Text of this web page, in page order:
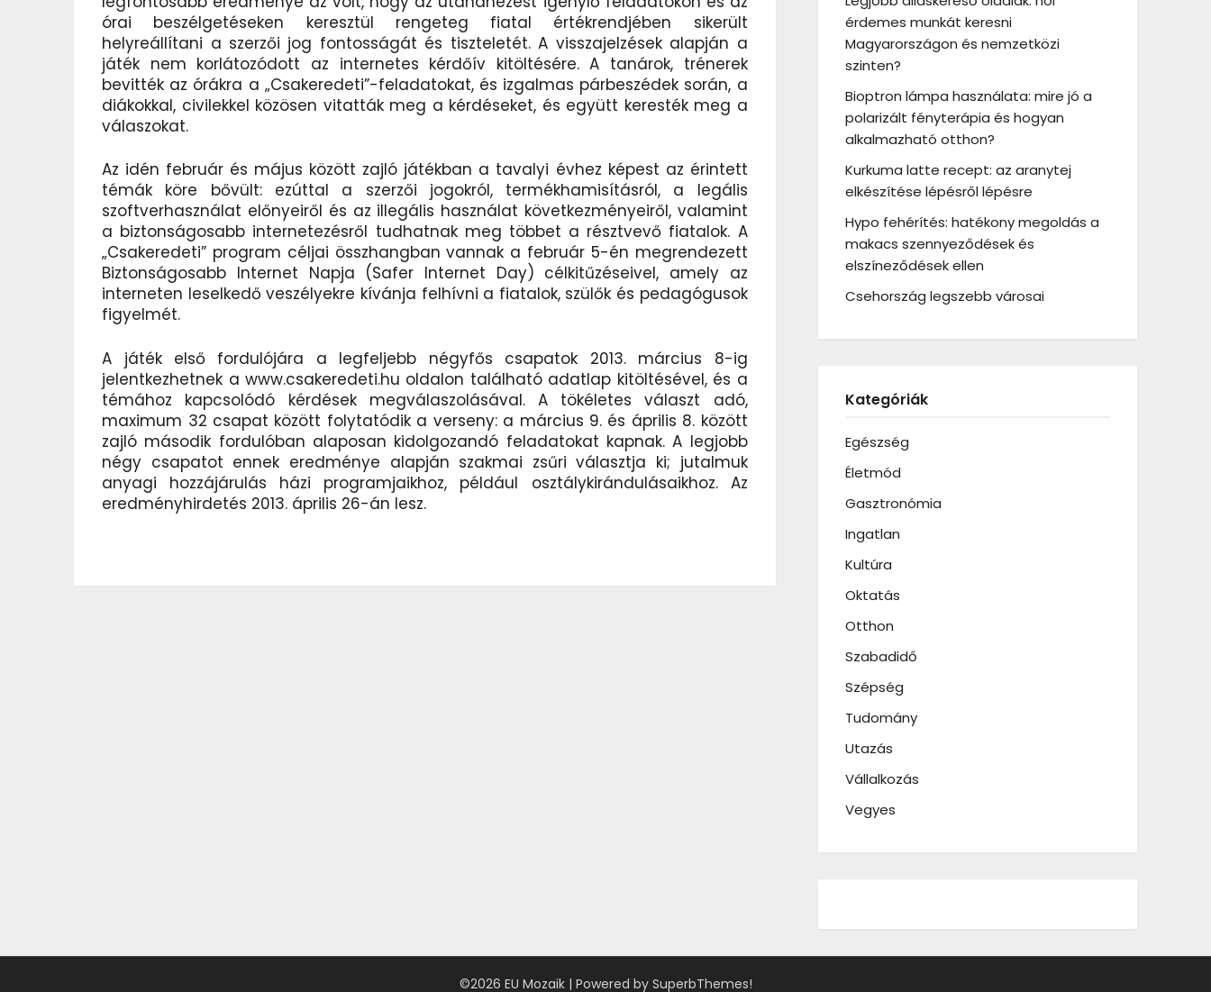
órai beszélgetéseken keresztül rengeteg fiatal értékrendjében sikerült
helyreállítani a szerzői jog fontosságát és tiszteletét. A visszajelzések alapján a
játék nem korlátozódott az internetes kérdőív kitöltésére. A tanárok, trénerek
bevitték az órákra a „Csakeredeti”-feladatokat, és izgalmas párbeszédek során, a
diákokkal, civilekkel közösen vitatták meg a kérdéseket, és együtt keresték meg a
válaszokat.
Az idén február és május között zajló játékban a tavalyi évhez képest az érintett
témák köre bővült: ezúttal a szerzői jogokról, termékhamisításról, a legális
szoftverhasználat előnyeiről és az illegális használat következményeiről, valamint
a biztonságosabb internetezésről tudhatnak meg többet a résztvevő fiatalok. A
„Csakeredeti” program céljai összhangban vannak a február 5-én megrendezett
Biztonságosabb Internet Napja (Safer Internet Day) célkitűzéseivel, amely az
interneten leselkedő veszélyekre kívánja felhívni a fiatalok, szülők és pedagógusok
figyelmét.
A játék első fordulójára a legfeljebb négyfős csapatok 2013. március 8-ig
jelentkezhetnek a www.csakeredeti.hu oldalon található adatlap kitöltésével, és a
témához kapcsolódó kérdések megválaszolásával. A tökéletes választ adó,
maximum 32 csapat között folytatódik a verseny: a március 9. és április 8. között
zajló második fordulóban alaposan kidolgozandó feladatokat kapnak. A legjobb
négy csapatot ennek eredménye alapján szakmai zsűri választja ki; jutalmuk
anyagi hozzájárulás házi programjaikhoz, például osztálykirándulásaikhoz. Az
eredményhirdetés 2013. április 26-án lesz.
érdemes munkát keresni
Magyarországon és nemzetközi
szinten?
Bioptron lámpa használata: mire jó a
polarizált fényterápia és hogyan
alkalmazható otthon?
Kurkuma latte recept: az aranytej
elkészítése lépésről lépésre
Hypo fehérítés: hatékony megoldás a
makacs szennyeződések és
elszíneződések ellen
Csehország legszebb városai
Kategóriák
Egészség
Életmód
Gasztronómia
Ingatlan
Kultúra
Oktatás
Otthon
Szabadidő
Szépség
Tudomány
Utazás
Vállalkozás
Vegyes
©2026 EU Mozaik | Powered by SuperbThemes!